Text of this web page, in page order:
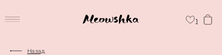
1
Назад